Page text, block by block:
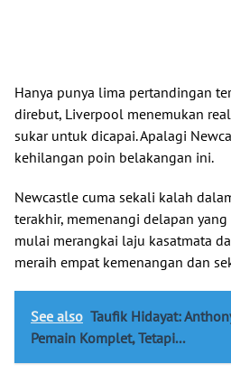
Hanya punya lima pertandingan
direbut, Liverpool menemukan
sukar untuk dicapai. Apalagi
kehilangan poin belakangan ini.
Newcastle cuma sekali kalah
terakhir, memenangi delapan yang
mulai merangkai laju kasatmata
meraih empat kemenangan dan
See also Taufik Hidayat:
Pemain Komplet, Tetapi...